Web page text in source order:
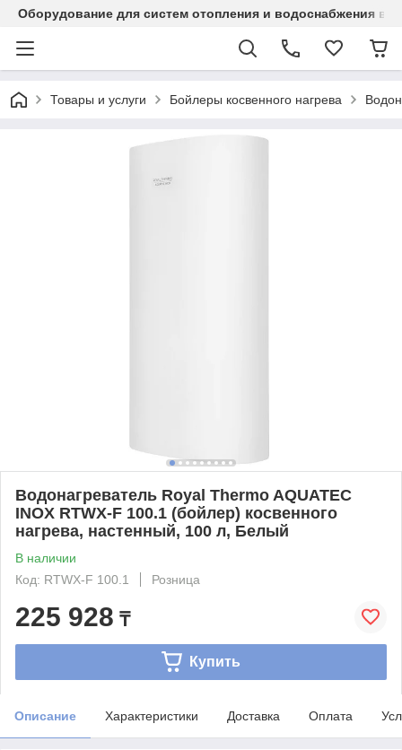
Оборудование для систем отопления и водоснабжения в
Товары и услуги Бойлеры косвенного нагрева
Водонагреватель Royal Thermo AQUATEC
INOX RTWX-F 100.1 (бойлер) косвенного
нагрева, настенный, 100 л, Белый
В наличии
Код: RTWX-F 100.1
Розница
225 928 ₸
Купить
Описание Характеристики Доставка Оплата